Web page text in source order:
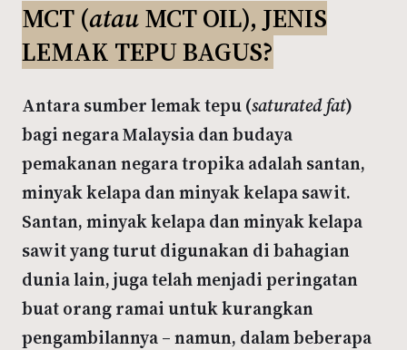
MCT (atauMCT OIL), JENIS
LEMAK TEPU BAGUS?
Antara sumber lemak tepu (saturated fat)
bagi negara Malaysia dan budaya
pemakanan negara tropika adalah santan,
minyak kelapa dan minyak kelapa sawit.
Santan, minyak kelapa dan minyak kelapa
sawit yang turut digunakan di bahagian
dunia lain, juga telah menjadi peringatan
buat orang ramai untuk kurangkan
pengambilannya – namun, dalam beberapa